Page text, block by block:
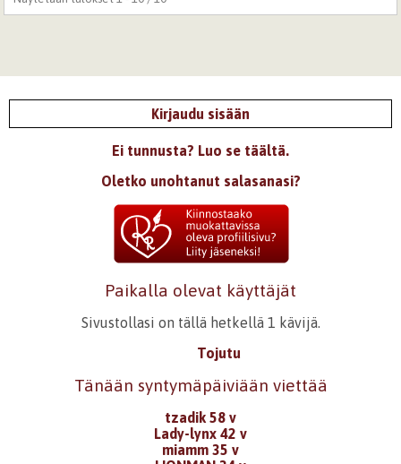
Kirjaudu sisään
Ei tunnusta? Luo se täältä.
Oletko unohtanut salasanasi?
Paikalla olevat käyttäjät
Sivustollasi on tällä hetkellä 1 kävijä.
Tojutu
Tänään syntymäpäiviään viettää
tzadik 58 v
Lady-lynx 42 v
miamm 35 v